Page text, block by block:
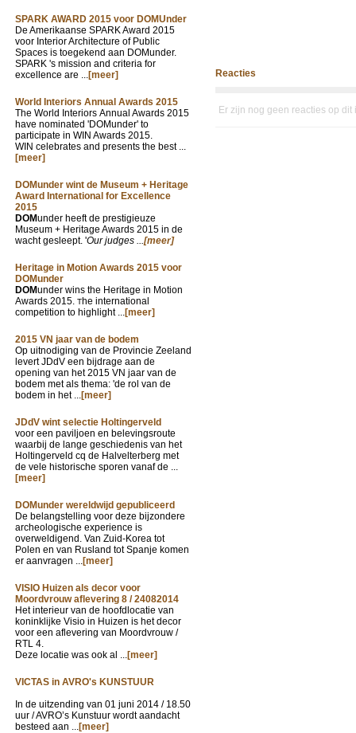
SPARK AWARD 2015 voor DOMUnder
De Amerikaanse SPARK Award 2015
voor Interior Architecture of Public
Spaces is toegekend aan DOMunder.
SPARK 's mission and criteria for
excellence are ...[meer]
World Interiors Annual Awards 2015
The World Interiors Annual Awards 2015
have nominated 'DOMunder' to
participate in WIN Awards 2015.
WIN celebrates and presents the best ...
[meer]
DOMunder wint de Museum + Heritage
Award International for Excellence
2015
DOMunder heeft de prestigieuze
Museum + Heritage Awards 2015 in de
wacht gesleept. 'Our judges ...[meer]
Heritage in Motion Awards 2015 voor
DOMunder
DOMunder wins the Heritage in Motion
Awards 2015. The international
competition to highlight ...[meer]
2015 VN jaar van de bodem
Op uitnodiging van de Provincie Zeeland
levert JDdV een bijdrage aan de
opening van het 2015 VN jaar van de
bodem met als thema: 'de rol van de
bodem in het ...[meer]
JDdV wint selectie Holtingerveld
voor een paviljoen en belevingsroute
waarbij de lange geschiedenis van het
Holtingerveld cq de Halvelterberg met
de vele historische sporen vanaf de ...
[meer]
DOMunder wereldwijd gepubliceerd
De belangstelling voor deze bijzondere
archeologische experience is
overweldigend. Van Zuid-Korea tot
Polen en van Rusland tot Spanje komen
er aanvragen ...[meer]
VISIO Huizen als decor voor
Moordvrouw aflevering 8 / 24082014
Het interieur van de hoofdlocatie van
koninklijke Visio in Huizen is het decor
voor een aflevering van Moordvrouw /
RTL 4.
Deze locatie was ook al ...[meer]
VICTAS in AVRO's KUNSTUUR
In de uitzending van 01 juni 2014 / 18.50
uur / AVRO’s Kunstuur wordt aandacht
besteed aan ...[meer]
Reacties
Er zijn nog geen reacties op dit